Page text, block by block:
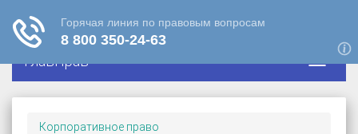
ГлавПрав
Корпоративное право